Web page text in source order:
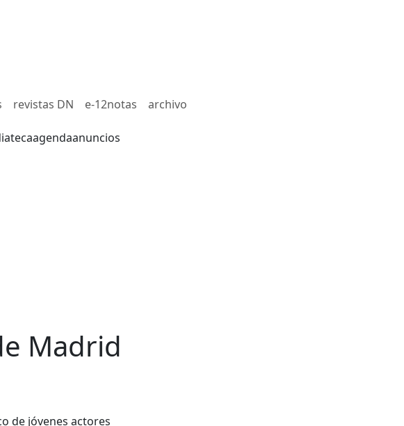
revistas DN e-12notas archivo
agendaanuncios
Madrid
de jóvenes actores